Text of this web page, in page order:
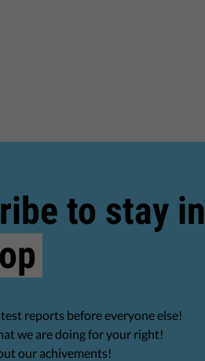
to stay in
reports before everyone else!
we are doing for your right!
our achivements!